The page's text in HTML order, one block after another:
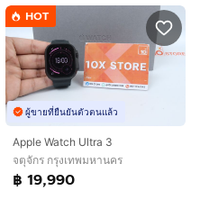
HOT
ผู้ขายที่ยืนยันตัวตนแล้ว
Apple Watch Ultra 3
จตุจักร กรุงเทพมหานคร
฿ 19,990